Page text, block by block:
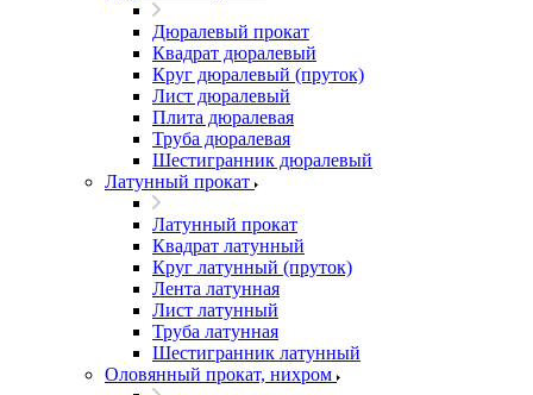
Дюралевый прокат
Квадрат дюралевый
Круг дюралевый (пруток)
Лист дюралевый
Плита дюралевая
Труба дюралевая
Шестигранник дюралевый
Латунный прокат
Латунный прокат
Квадрат латунный
Круг латунный (пруток)
Лента латунная
Лист латунный
Труба латунная
Шестигранник латунный
Оловянный прокат, нихром